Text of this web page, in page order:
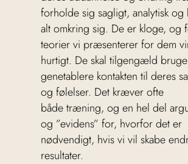
forholde sig sagligt, analytisk og
alt omkring sig. De er kloge, og
teorier vi præsenterer for dem
hurtigt. De skal tilgengæld
genetablere kontakten til deres
og følelser. Det kræver ofte
både træning, og en hel del
og ”evidens” for, hvorfor det er
nødvendigt, hvis vi vil skabe
resultater.